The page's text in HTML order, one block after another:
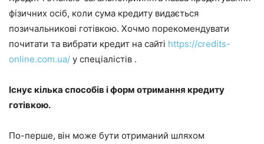
фізичних осіб, коли сума кредиту видається
позичальникові готівкою. Хочмо порекомендувати
почитати та вибрати кредит на сайті https://credits-
online.com.ua/ у спеціалістів .
Існує кілька способів і форм отримання кредиту
готівкою.
По-перше, він може бути отриманий шляхом